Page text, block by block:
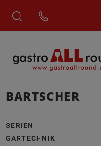
BARTSCHER
SERIEN
GARTECHNIK